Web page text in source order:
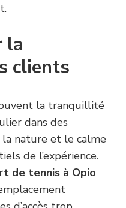
la
clients
la tranquillité
dans des
la nature et le calme
de l’expérience.
de tennis à Opio